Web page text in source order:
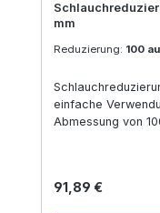
mm
Reduzierung: 100
einfache
Abmessung von
Regulärer Preis:
91,89 €